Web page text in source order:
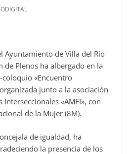
Ayuntamiento de Villa del Río
de Plenos ha albergado en la
«Encuentro
junto a la asociación
«AMFI», con
de la Mujer (8M).
de igualdad, ha
la presencia de los